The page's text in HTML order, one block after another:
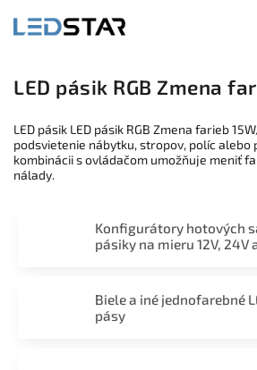
LED pásik RGB Zmena
LED pásik LED pásik RGB Zmena farieb
podsvietenie nábytku, stropov, políc alebo
kombinácii s ovládačom umožňuje meniť
nálady.
Konfigurátory hotových
pásiky na mieru 12V, 24V
Biele a iné jednofarebné
pásy